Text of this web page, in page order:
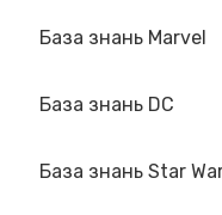
База знань Marvel
База знань DC
База знань Star